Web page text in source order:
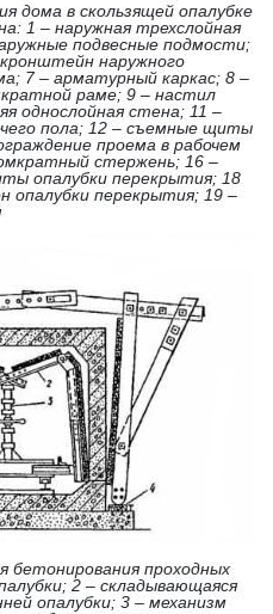
дома в скользящей опалубке
1 – наружная трехслойная
подвесные подмости;
наружного
7 – арматурный каркас; 8 –
раме; 9 – настил
однослойная стена; 11 –
пола; 12 – съемные щиты
проема в рабочем
стержень; 16 –
опалубки перекрытия; 18
опалубки перекрытия; 19 –
бетонирования проходных
2 – складывающаяся
опалубки; 3 – механизм